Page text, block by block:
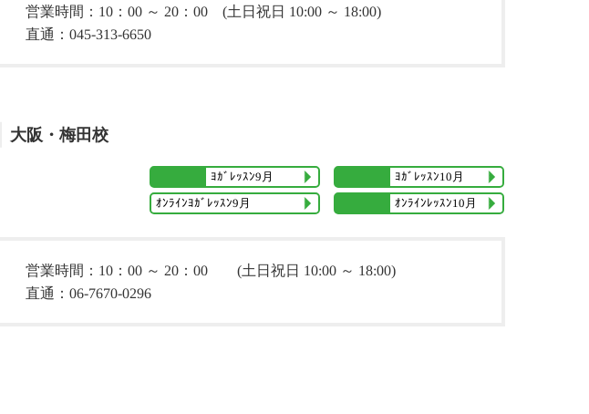
営業時間：10：00 ～ 20：00 (土日祝日 10:00 ～ 18:00)
直通：045-313-6650
大阪・梅田校
ﾖｶﾞﾚｯｽﾝ9月 ﾖｶﾞﾚｯｽﾝ10月
ｵﾝﾗｲﾝﾖｶﾞﾚｯｽﾝ9月 ｵﾝﾗｲﾝﾚｯｽﾝ10月
営業時間：10：00 ～ 20：00 (土日祝日 10:00 ～ 18:00)
直通：06-7670-0296